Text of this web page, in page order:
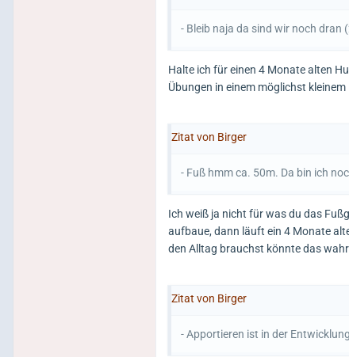
- Bleib naja da sind wir noch dran
Halte ich für einen 4 Monate alten
Übungen in einem möglichst
Zitat von Birger
- Fuß hmm ca. 50m. Da bin ich
Ich weiß ja nicht für was du das
aufbaue, dann läuft ein 4 Monate
den Alltag brauchst könnte das
Zitat von Birger
- Apportieren ist in der Entwicklung